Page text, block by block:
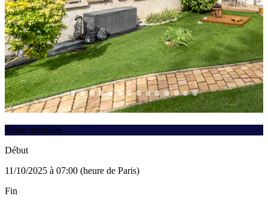
Vente terminée
Début
11/10/2025 à 07:00 (heure de Paris)
Fin